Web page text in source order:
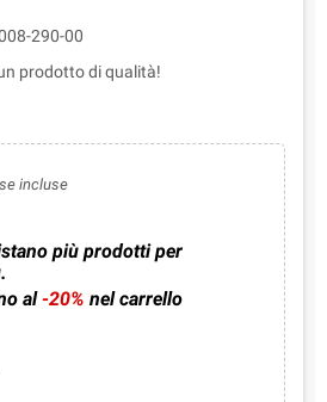
290-00
prodotto di qualità!
incluse
più prodotti per
al-20% nel carrello